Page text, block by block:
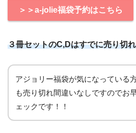
＞＞a-jolie福袋予約はこちら
３冊セットのC,Dはすでに売り切
アジョリー福袋が気になっている
も売り切れ間違いなしですのでお
ェックです！！